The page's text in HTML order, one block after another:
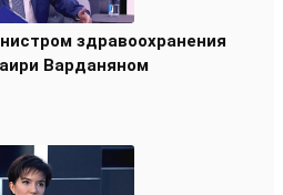
здравоохранения
Варданяном